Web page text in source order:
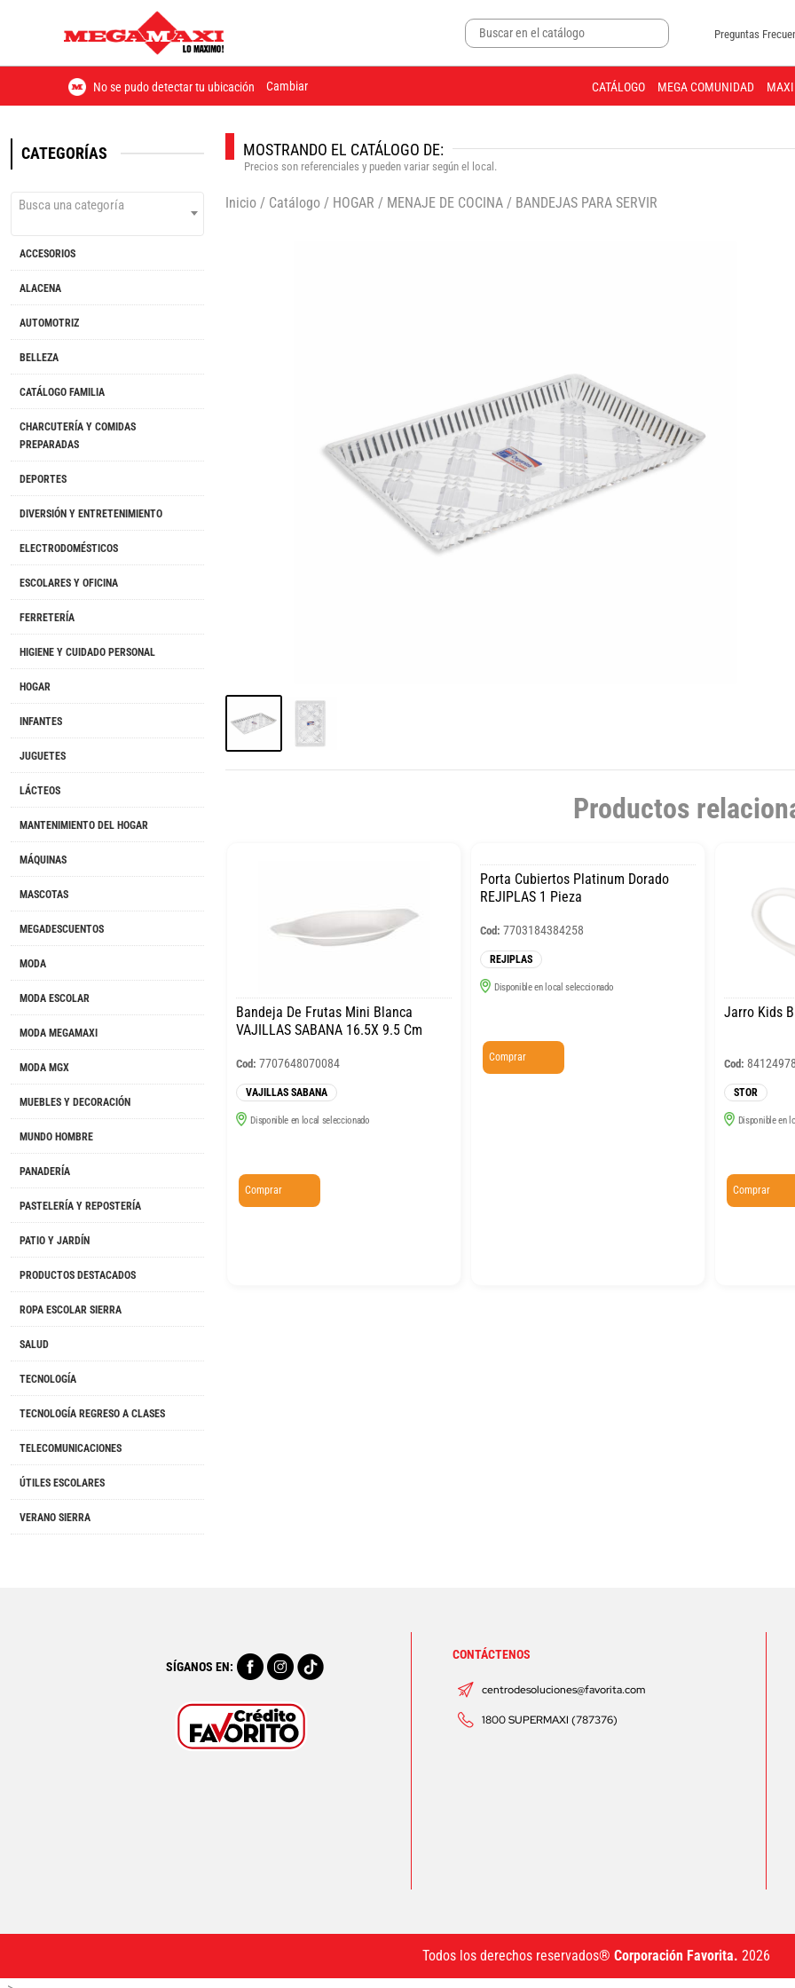
Preguntas
No se pudo detectar tu ubicación Cambiar CATÁLOGO MEGA COMUNIDAD
CATEGORÍAS
Busca una categoría
ACCESORIOS
ALACENA
AUTOMOTRIZ
BELLEZA
CATÁLOGO FAMILIA
CHARCUTERÍA Y COMIDAS
PREPARADAS
DEPORTES
DIVERSIÓN Y ENTRETENIMIENTO
ELECTRODOMÉSTICOS
ESCOLARES Y OFICINA
FERRETERÍA
HIGIENE Y CUIDADO PERSONAL
HOGAR
INFANTES
JUGUETES
LÁCTEOS
MANTENIMIENTO DEL HOGAR
MÁQUINAS
MASCOTAS
MEGADESCUENTOS
MODA
MODA ESCOLAR
MODA MEGAMAXI
MODA MGX
MUEBLES Y DECORACIÓN
MUNDO HOMBRE
PANADERÍA
PASTELERÍA Y REPOSTERÍA
PATIO Y JARDÍN
PRODUCTOS DESTACADOS
ROPA ESCOLAR SIERRA
SALUD
TECNOLOGÍA
TECNOLOGÍA REGRESO A CLASES
TELECOMUNICACIONES
ÚTILES ESCOLARES
VERANO SIERRA
MOSTRANDO EL CATÁLOGO DE:
Precios son referenciales y pueden variar según el local.
Inicio / Catálogo / HOGAR / MENAJE DE COCINA / BANDEJAS PARA SERVIR
Productos
Bandeja De Frutas Mini Blanca
VAJILLAS SABANA 16.5X 9.5 Cm
Cod: 7707648070084
VAJILLAS SABANA
Disponible en local seleccionado
Comprar
Porta Cubiertos Platinum Dorado
REJIPLAS 1 Pieza
Cod: 7703184384258
REJIPLAS
Disponible en local seleccionado
Comprar
Jarro Kids
Cod:
STOR
Disponible en
Comprar
SÍGANOS EN:
CONTÁCTENOS
centrodesoluciones@favorita.com
1800 SUPERMAXI (787376)
Todos los derechos reservados® Corporación Favorita. 2026